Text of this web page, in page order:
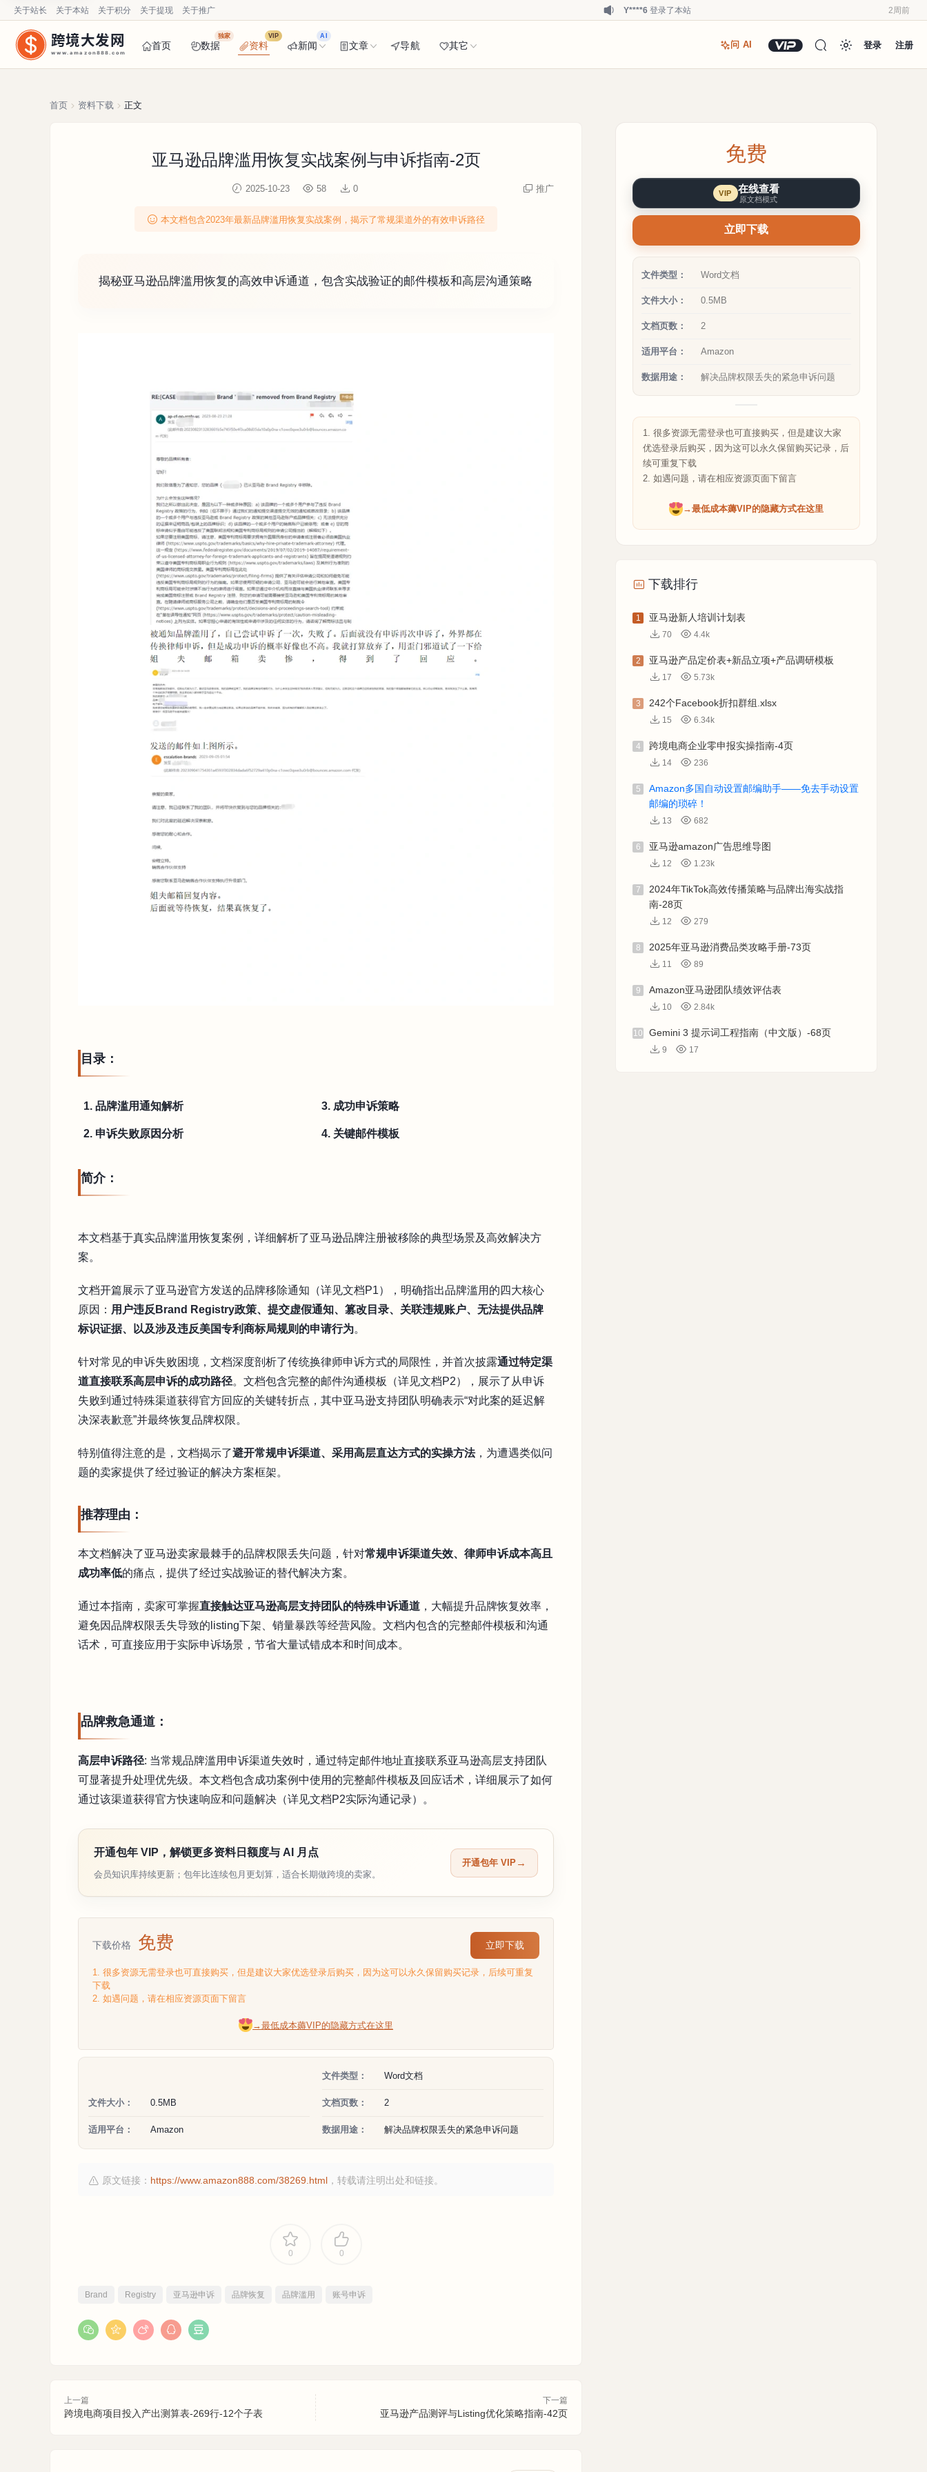
跨境大发网
www.amazon888.com
首页 数据
独家
资料
VIP
新闻
AI
文章 导航 其它 问 AI 登录 注册
关于站长 关于本站 关于积分 关于提现 关于推广 Y****6 登录了本站 2周前
2周前
Y****6登录了本站
签到打卡，获得0.1发财币奖励
首页 资料下载 正文
亚马逊品牌滥用恢复实战案例与申诉指南-2页
2025-10-23 58 0 推广
本文档包含2023年最新品牌滥用恢复实战案例，揭示了常规渠道外的有效申诉路径
揭秘亚马逊品牌滥用恢复的高效申诉通道，包含实战验证的邮件模板和高层沟通策略
目录：
1. 品牌滥用通知解析
2. 申诉失败原因分析
3. 成功申诉策略
4. 关键邮件模板
简介：
本文档基于真实品牌滥用恢复案例，详细解析了亚马逊品牌注册被移除的典型场景及高效解决方
案。
文档开篇展示了亚马逊官方发送的品牌移除通知（详见文档P1），明确指出品牌滥用的四大核心
原因： 用户违反Brand Registry政策、提交虚假通知、篡改目录、关联违规账户、无法提供品牌
标识证据、以及涉及违反美国专利商标局规则的申请行为。
针对常见的申诉失败困境，文档深度剖析了传统换律师申诉方式的局限性，并首次披露通过特定渠
道直接联系高层申诉的成功路径。文档包含完整的邮件沟通模板（详见文档P2），展示了从申诉
失败到通过特殊渠道获得官方回应的关键转折点，其中亚马逊支持团队明确表示“对此案的延迟解
决深表歉意”并最终恢复品牌权限。
特别值得注意的是，文档揭示了避开常规申诉渠道、采用高层直达方式的实操方法，为遭遇类似问
题的卖家提供了经过验证的解决方案框架。
推荐理由：
本文档解决了亚马逊卖家最棘手的品牌权限丢失问题，针对常规申诉渠道失效、律师申诉成本高且
成功率低的痛点，提供了经过实战验证的替代解决方案。
通过本指南，卖家可掌握直接触达亚马逊高层支持团队的特殊申诉通道 ，大幅提升品牌恢复效率，
避免因品牌权限丢失导致的listing下架、销量暴跌等经营风险。文档内包含的完整邮件模板和沟通
话术，可直接应用于实际申诉场景，节省大量试错成本和时间成本。
品牌救急通道：
高层申诉路径: 当常规品牌滥用申诉渠道失效时，通过特定邮件地址直接联系亚马逊高层支持团队
可显著提升处理优先级。本文档包含成功案例中使用的完整邮件模板及回应话术，详细展示了如何
通过该渠道获得官方快速响应和问题解决（详见文档P2实际沟通记录）。
开通包年 VIP，解锁更多资料日额度与 AI 月点
会员知识库持续更新；包年比连续包月更划算，适合长期做跨境的卖家。
开通包年 VIP
下载价格 免费 立即下载
1. 很多资源无需登录也可直接购买，但是建议大家优选登录后购买，因为这可以永久保留购买记录，后续可重复
下载
2. 如遇问题，请在相应资源页面下留言
→最低成本薅VIP的隐藏方式在这里
文件类型： Word文档
文件大小： 0.5MB 文档页数： 2
适用平台： Amazon 数据用途： 解决品牌权限丢失的紧急申诉问题
原文链接： https://www.amazon888.com/38269.html ，转载请注明出处和链接。
0 0
Brand Registry 亚马逊申诉 品牌恢复 品牌滥用 账号申诉
上一篇
跨境电商项目投入产出测算表-269行-12个子表
下一篇
亚马逊产品测评与Listing优化策略指南-42页
免费
VIP 在线查看
原文档模式
立即下载
文件类型： Word文档
文件大小： 0.5MB
文档页数： 2
适用平台： Amazon
数据用途： 解决品牌权限丢失的紧急申诉问题
1. 很多资源无需登录也可直接购买，但是建议大家
优选登录后购买，因为这可以永久保留购买记录，后
续可重复下载
2. 如遇问题，请在相应资源页面下留言
→最低成本薅VIP的隐藏方式在这里
下载排行
1 亚马逊新人培训计划表
70 4.4k
2 亚马逊产品定价表+新品立项+产品调研模板
17 5.73k
3 242个Facebook折扣群组.xlsx
15 6.34k
4 跨境电商企业零申报实操指南-4页
14 236
5
Amazon多国自动设置邮编助手——免去手动设置
邮编的琐碎！
13 682
6 亚马逊amazon广告思维导图
12 1.23k
7
2024年TikTok高效传播策略与品牌出海实战指
南-28页
12 279
8 2025年亚马逊消费品类攻略手册-73页
11 89
9 Amazon亚马逊团队绩效评估表
10 2.84k
10 Gemini 3 提示词工程指南（中文版）-68页
9 17